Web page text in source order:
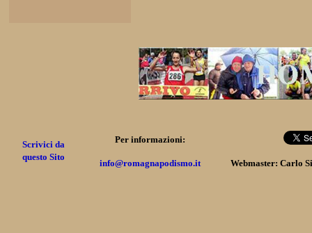
Scrivici da
questo Sito
Per informazioni:
info@romagnapodismo.it Webmaster: Carlo